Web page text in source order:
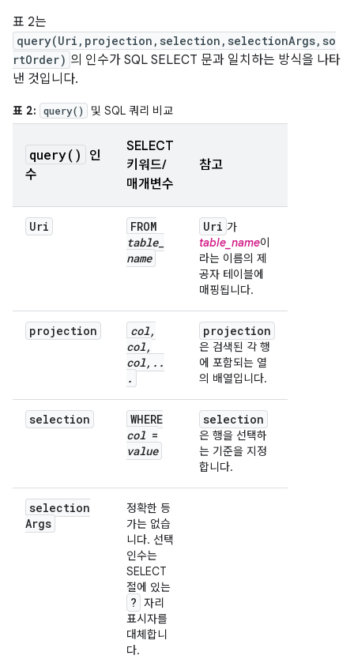
표 2는
query(Uri,projection,selection,selectionArgs,so
rtOrder) 의 인수가 SQL SELECT 문과 일치하는 방식을 나타
낸 것입니다.
표 2: query() 및 SQL 쿼리 비교
query()
인
수
SELECT
키워드/
매개변수
참고
Uri
FROM
table_
name
Uri 가
table_name이
라는 이름의 제
공자 테이블에
매핑됩니다.
projection col,
col,
col, . .
.
projection
은 검색된 각 행
에 포함되는 열
의 배열입니다.
selection
WHERE
col =
value
selection
은 행을 선택하
는 기준을 지정
합니다.
selection
Args
정확한 등
가는 없습
니다. 선택
인수는
SELECT
절에 있는
? 자리
표시자를
대체합니
다.